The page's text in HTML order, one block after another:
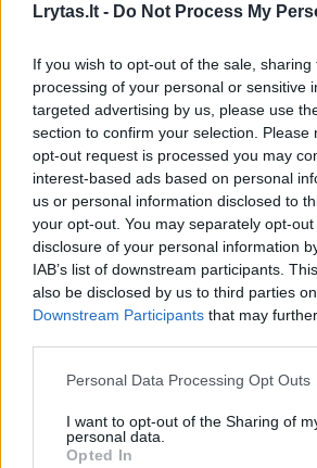
Lrytas.lt - Do Not Process My
If you wish to opt-out of the sale,
processing of your personal or sensitive
targeted advertising by us, please use
section to confirm your selection. Please
opt-out request is processed you may
interest-based ads based on personal
us or personal information disclosed to
your opt-out. You may separately opt-
disclosure of your personal information
IAB’s list of downstream participants.
also be disclosed by us to third parties
Downstream Participants that may
Personal Data Processing Opt Outs
I want to opt-out of the Sharing of
personal data.
Opted In
„Inovatyvūs vaistai nutukimo
kaip raktas, atrakinantis
kurios anksčiau buvo sunkiai
vien tik valios pastangomis
būdo pokyčiais. Jie suteikia
šansą ne tik sumažinti svorį,
bendrą sveikatą bei gyvenimo
teigia J. Smilgaitė.
Jūra Smilgaitė
kardiologė
Komentuoti po šiuo straipsniu